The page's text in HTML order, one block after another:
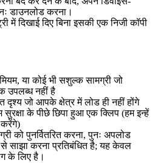
डाउनलोड करना।
में दिखाई दिए बिना इसकी एक निजी कॉपी
या कोई भी सशुल्क सामग्री जो
उपलब्ध नहीं है
दृश्य जो आपके क्षेत्र में लोड ही नहीं होंगे
सुरक्षा के पीछे छिपा हुआ एक क्लिप (हम इन्हें
को पुनर्वितरित करना, पुनः अपलोड
साझा करना प्रतिबंधित है; यह केवल
के लिए है।